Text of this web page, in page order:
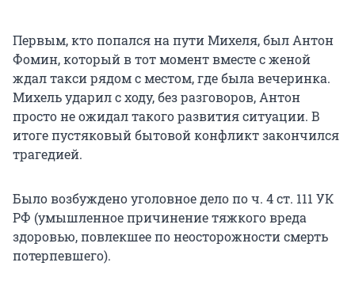
Первым, кто попался на пути Михеля, был Антон
Фомин, который в тот момент вместе с женой
ждал такси рядом с местом, где была вечеринка.
Михель ударил с ходу, без разговоров, Антон
просто не ожидал такого развития ситуации. В
итоге пустяковый бытовой конфликт закончился
трагедией.
Было возбуждено уголовное дело по ч. 4 ст. 111 УК
РФ (умышленное причинение тяжкого вреда
здоровью, повлекшее по неосторожности смерть
потерпевшего).